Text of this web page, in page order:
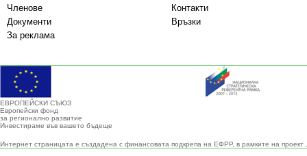
Членове
Контакти
Документи
Връзки
За реклама
ЕВРОПЕЙСКИ СЪЮЗ
Европейски фонд
за регионално развитие
Инвестираме във вашето бъдеще
Интернет страницата е създадена с финансовата подкрепа на ЕФРР, в рамките на